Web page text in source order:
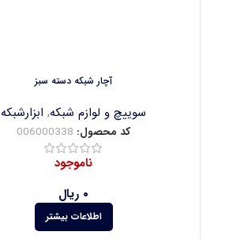
آچار شبکه دسته سبز
سوییچ و لوازم شبکه, ابزارشبکه
کد محصول: 006000338
ناموجود
۰ ریال
اطلاعات بیشتر